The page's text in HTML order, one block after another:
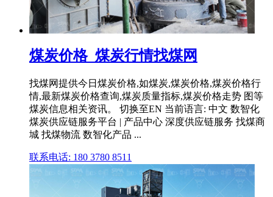
煤炭价格_煤炭行情找煤网
找煤网提供今日煤炭价格,如煤炭,煤炭价格,煤炭价格行
情,最新煤炭价格查询,煤炭质量指标,煤炭价格走势 图等
煤炭信息相关资讯。 切换至EN 当前语言: 中文 数智化
煤炭供应链服务平台 | 产品中心 深度供应链服务 找煤商
城 找煤物流 数智化产品 ...
联系电话: 180 3780 8511